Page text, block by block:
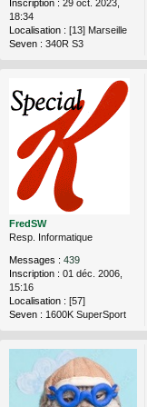
Inscription : 29 oct. 2023,
18:34
Localisation : [13] Marseille
Seven : 340R S3
FredSW
Resp. Informatique
Messages : 439
Inscription : 01 déc. 2006,
15:16
Localisation : [57]
Seven : 1600K SuperSport